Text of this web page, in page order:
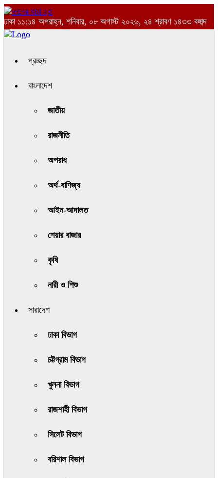
ঢাকা ১১:১৪ অপরাহ্ন, শনিবার, ০৮ অগাস্ট ২০২৬, ২৪ শ্রাবণ ১৪৩৩ বঙ্গাব্দ
প্রচ্ছদ
বাংলাদেশ
জাতীয়
রাজনীতি
অপরাধ
অর্থ-বাণিজ্য
আইন-আদালত
শেয়ার বাজার
কৃষি
নারী ও শিশু
সারাদেশ
ঢাকা বিভাগ
চট্টগ্রাম বিভাগ
খুলনা বিভাগ
রাজশাহী বিভাগ
সিলেট বিভাগ
বরিশাল বিভাগ